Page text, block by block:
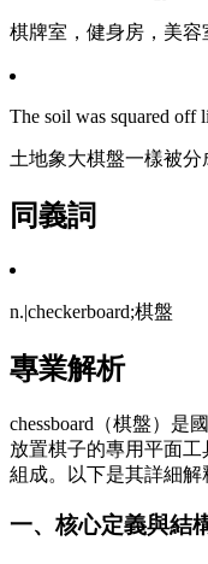
棋牌室，健身房，美容
The soil was squared off
土地象大棋盤一樣被分
同義詞
n.|checkerboard;棋盤
專業解析
chessboard（棋盤）是
放置棋子的專用平面
組成。以下是其詳細解
一、核心定義與結